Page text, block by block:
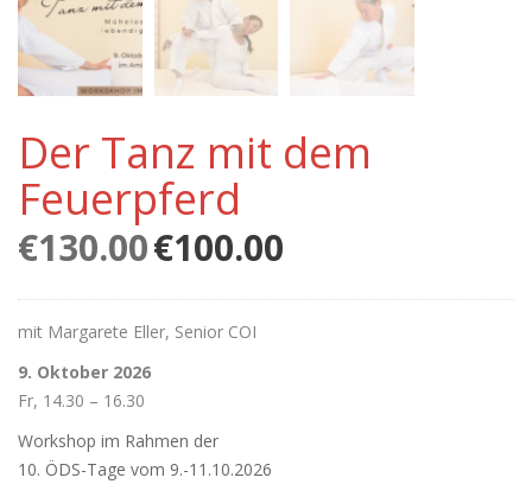
Der Tanz mit dem
Feuerpferd
€130.00 Ursprünglicher
Preis
€100.00
mit Margarete Eller, Senior COI
9. Oktober 2026
Fr, 14.30 – 16.30
Workshop im Rahmen der
10. ÖDS-Tage vom 9.-11.10.2026